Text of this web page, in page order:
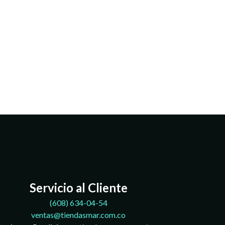
Servicio al Cliente
(608) 634-04-54
ventas@tiendasmar.com.co